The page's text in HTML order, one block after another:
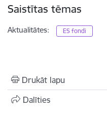
Saistītas tēmas
Aktualitātes: ES fondi
Drukāt lapu
Dalīties